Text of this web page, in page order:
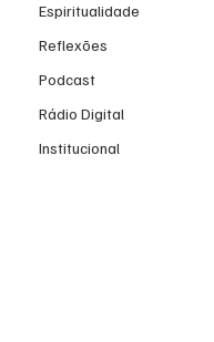
Espiritualidade
Reflexões
Podcast
Rádio Digital
Institucional